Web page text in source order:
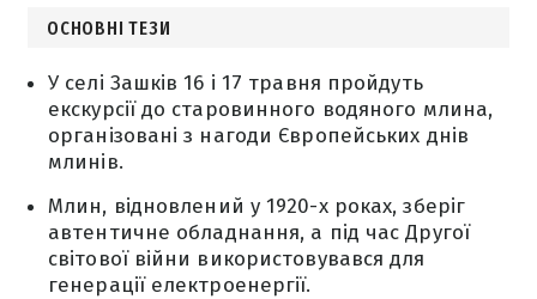
ОСНОВНІ ТЕЗИ
У селі Зашків 16 і 17 травня пройдуть
екскурсії до старовинного водяного млина,
організовані з нагоди Європейських днів
млинів.
Млин, відновлений у 1920-х роках, зберіг
автентичне обладнання, а під час Другої
світової війни використовувався для
генерації електроенергії.